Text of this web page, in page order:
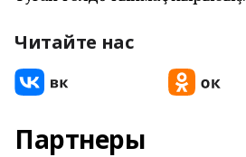
Читайте нас
Партнеры